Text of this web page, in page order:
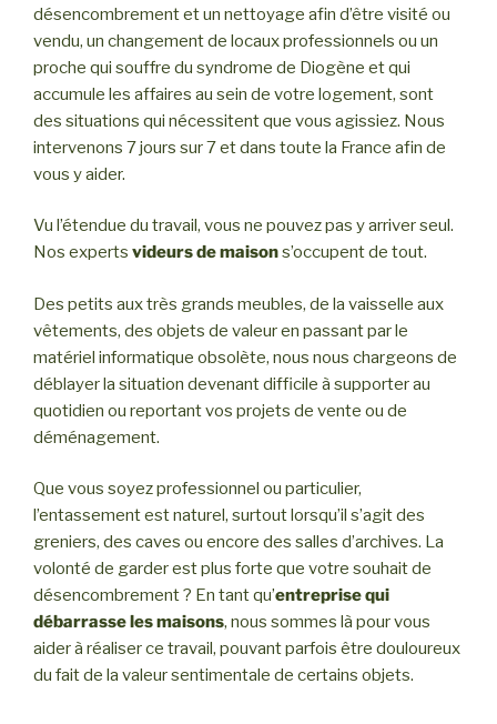
désencombrement et un nettoyage afin d’être visité ou
vendu, un changement de locaux professionnels ou un
proche qui souffre du syndrome de Diogène et qui
accumule les affaires au sein de votre logement, sont
des situations qui nécessitent que vous agissiez. Nous
intervenons 7 jours sur 7 et dans toute la France afin de
vous y aider.
Vu l’étendue du travail, vous ne pouvez pas y arriver seul.
Nos experts videurs de maisons’occupent de tout.
Des petits aux très grands meubles, de la vaisselle aux
vêtements, des objets de valeur en passant par le
matériel informatique obsolète, nous nous chargeons de
déblayer la situation devenant difficile à supporter au
quotidien ou reportant vos projets de vente ou de
déménagement.
Que vous soyez professionnel ou particulier,
l’entassement est naturel, surtout lorsqu’il s’agit des
greniers, des caves ou encore des salles d’archives. La
volonté de garder est plus forte que votre souhait de
désencombrement ? En tant qu’entreprise qui
débarrasse les maisons, nous sommes là pour vous
aider à réaliser ce travail, pouvant parfois être douloureux
du fait de la valeur sentimentale de certains objets.